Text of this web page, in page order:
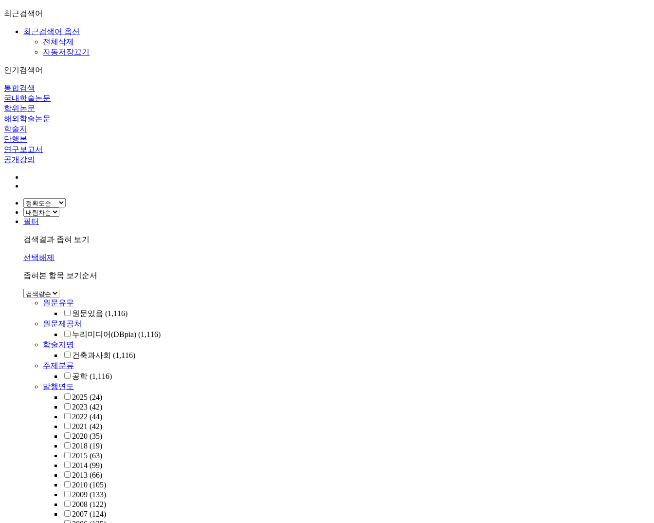
최근검색어
최근검색어 옵션
전체삭제
자동저장끄기
인기검색어
통합검색
국내학술논문
학위논문
해외학술논문
학술지
단행본
연구보고서
공개강의
필터
검색결과 좁혀 보기
선택해제
좁혀본 항목 보기순서
원문유무
원문있음 (1,116)
원문제공처
누리미디어(DBpia) (1,116)
학술지명
건축과사회 (1,116)
주제분류
공학 (1,116)
발행연도
2025 (24)
2023 (42)
2022 (44)
2021 (42)
2020 (35)
2018 (19)
2015 (63)
2014 (99)
2013 (66)
2010 (105)
2009 (133)
2008 (122)
2007 (124)